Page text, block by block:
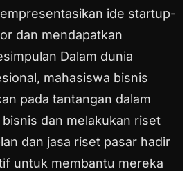
ide startup-
dan mendapatkan
Dalam dunia
mahasiswa bisnis
pada tantangan dalam
dan melakukan riset
dan jasa riset pasar hadir
untuk membantu mereka